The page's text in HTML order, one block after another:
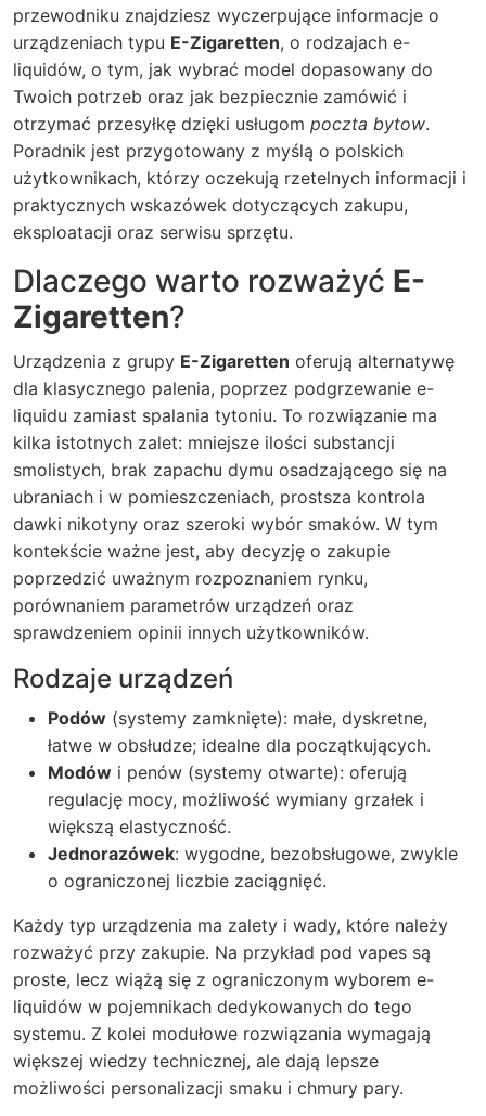
przewodniku znajdziesz wyczerpujące informacje o
urządzeniach typu E-Zigaretten, o rodzajach e-
liquidów, o tym, jak wybrać model dopasowany do
Twoich potrzeb oraz jak bezpiecznie zamówić i
otrzymać przesyłkę dzięki usługom poczta bytow.
Poradnik jest przygotowany z myślą o polskich
użytkownikach, którzy oczekują rzetelnych informacji i
praktycznych wskazówek dotyczących zakupu,
eksploatacji oraz serwisu sprzętu.
Dlaczego warto rozważyć E-
Zigaretten?
Urządzenia z grupy E-Zigaretten oferują alternatywę
dla klasycznego palenia, poprzez podgrzewanie e-
liquidu zamiast spalania tytoniu. To rozwiązanie ma
kilka istotnych zalet: mniejsze ilości substancji
smolistych, brak zapachu dymu osadzającego się na
ubraniach i w pomieszczeniach, prostsza kontrola
dawki nikotyny oraz szeroki wybór smaków. W tym
kontekście ważne jest, aby decyzję o zakupie
poprzedzić uważnym rozpoznaniem rynku,
porównaniem parametrów urządzeń oraz
sprawdzeniem opinii innych użytkowników.
Rodzaje urządzeń
Podów (systemy zamknięte): małe, dyskretne,
łatwe w obsłudze; idealne dla początkujących.
Modów i penów (systemy otwarte): oferują
regulację mocy, możliwość wymiany grzałek i
większą elastyczność.
Jednorazówek: wygodne, bezobsługowe, zwykle
o ograniczonej liczbie zaciągnięć.
Każdy typ urządzenia ma zalety i wady, które należy
rozważyć przy zakupie. Na przykład pod vapes są
proste, lecz wiążą się z ograniczonym wyborem e-
liquidów w pojemnikach dedykowanych do tego
systemu. Z kolei modułowe rozwiązania wymagają
większej wiedzy technicznej, ale dają lepsze
możliwości personalizacji smaku i chmury pary.